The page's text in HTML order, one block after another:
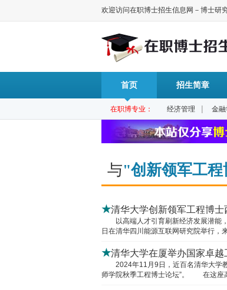
欢迎访问在职博士招生信息网－博士研
首页
在职博专业： 经济管理 | 金
招生简章
与"创新领军工程
★清华大学创新领军工程博
以高端人才引育刷新经济发展潜能，
日在清华四川能源互联网研究院举行，
★清华大学在厦举办国家卓
2024年11月9日，近百名清华大学教
师学院秋季工程博士论坛”。 在这座